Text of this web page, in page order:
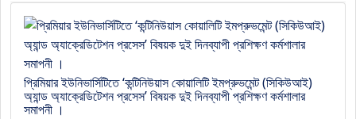
প্রিমিয়ার ইউনিভার্সিটিতে ‘কন্টিনিউয়াস কোয়ালিটি ইমপ্রুভমেন্ট (সিকিউআই)
অ্যান্ড অ্যাক্রেডিটেশন প্রসেস’ বিষয়ক দুই দিনব্যাপী প্রশিক্ষণ কর্মশালার
সমাপনী ।